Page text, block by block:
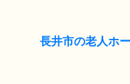
長井市の老人ホ